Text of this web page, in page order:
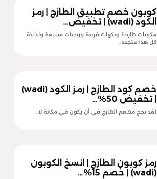
كوبون خصم تطبيق الطازج | رمز
الكود (wadi) | تخفيض…
مكونات طازجة ونكهات فريدة ووجبات مشبعة ولذيذة
كل هذا ستجده…
خصم كود الطازج | رمز الكود (wadi)
| تخفيض 50%…
لقد نجح مطعم الطازج في أن يكون في مكانة لا…
رمز كوبون الطازج | انسخ الكوبون
(wadi) | خصم 15%…